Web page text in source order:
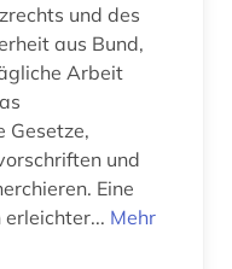
und des
aus Bund,
Arbeit
Gesetze,
und
Eine
Mehr